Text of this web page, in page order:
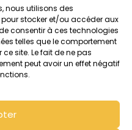
nous utilisons des
stocker et/ou accéder aux
consentir à ces technologies
telles que le comportement
site. Le fait de ne pas
peut avoir un effet négatif
au programme de
proximité :
et bouquiner cet été !